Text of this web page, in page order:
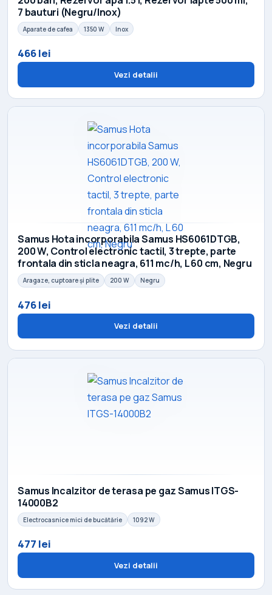
7 bauturi (Negru/Inox)
Aparate de cafea 1350 W Inox
466 lei
Vezi detalii
Samus Hota incorporabila Samus HS6061DTGB,
200 W, Control electronic tactil, 3 trepte, parte
frontala din sticla neagra, 611 mc/h, L 60 cm, Negru
Aragaze, cuptoare și plite 200 W Negru
476 lei
Vezi detalii
Samus Incalzitor de terasa pe gaz Samus ITGS-
14000B2
Electrocasnice mici de bucătărie 1092 W
477 lei
Vezi detalii